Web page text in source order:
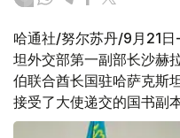
哈通社/努尔苏丹/9月21
坦外交部第一副部长沙赫​
伯联合酋长国驻哈萨克斯
接受了大使递交的国书副本